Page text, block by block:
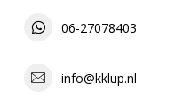
06-27078403
info@kklup.nl